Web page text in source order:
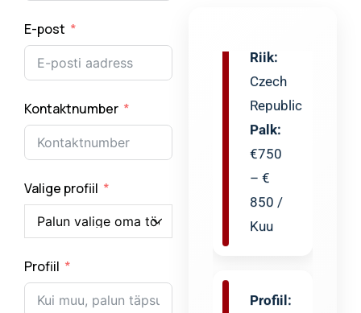
E-post
Kontaktnumber
Valige profiil
Profiil
Republic
Palk:
€750
– €
850 /
Kuu
Riik: